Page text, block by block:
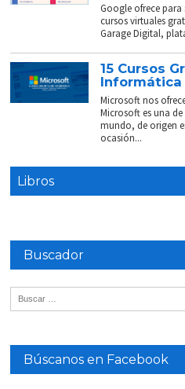
Google ofrece para
cursos virtuales
Garage Digital,
15 Cursos
Informática
Microsoft nos
Microsoft es una
mundo, de origen
ocasión...
Libros
Buscador
Búscanos en Facebook